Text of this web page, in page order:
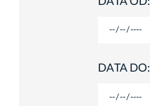
DATA DO: